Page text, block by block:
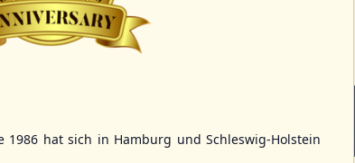
WBSC Europe
hat sich in Hamburg und Schleswig-Holstein